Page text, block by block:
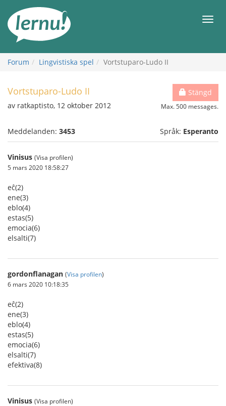
sidans
innehåll
Meny
Forum Lingvistiska spel Vortstuparo-Ludo II
Stängd
Max. 500 messages.
Vortstuparo-Ludo II
av ratkaptisto, 12 oktober 2012
Meddelanden: 3453 Språk: Esperanto
Vinisus (Visa profilen)
5 mars 2020 18:58:27
eĉ(2)
ene(3)
eblo(4)
estas(5)
emocia(6)
elsalti(7)
gordonflanagan (Visa profilen)
6 mars 2020 10:18:35
eĉ(2)
ene(3)
eblo(4)
estas(5)
emocia(6)
elsalti(7)
efektiva(8)
Vinisus (Visa profilen)